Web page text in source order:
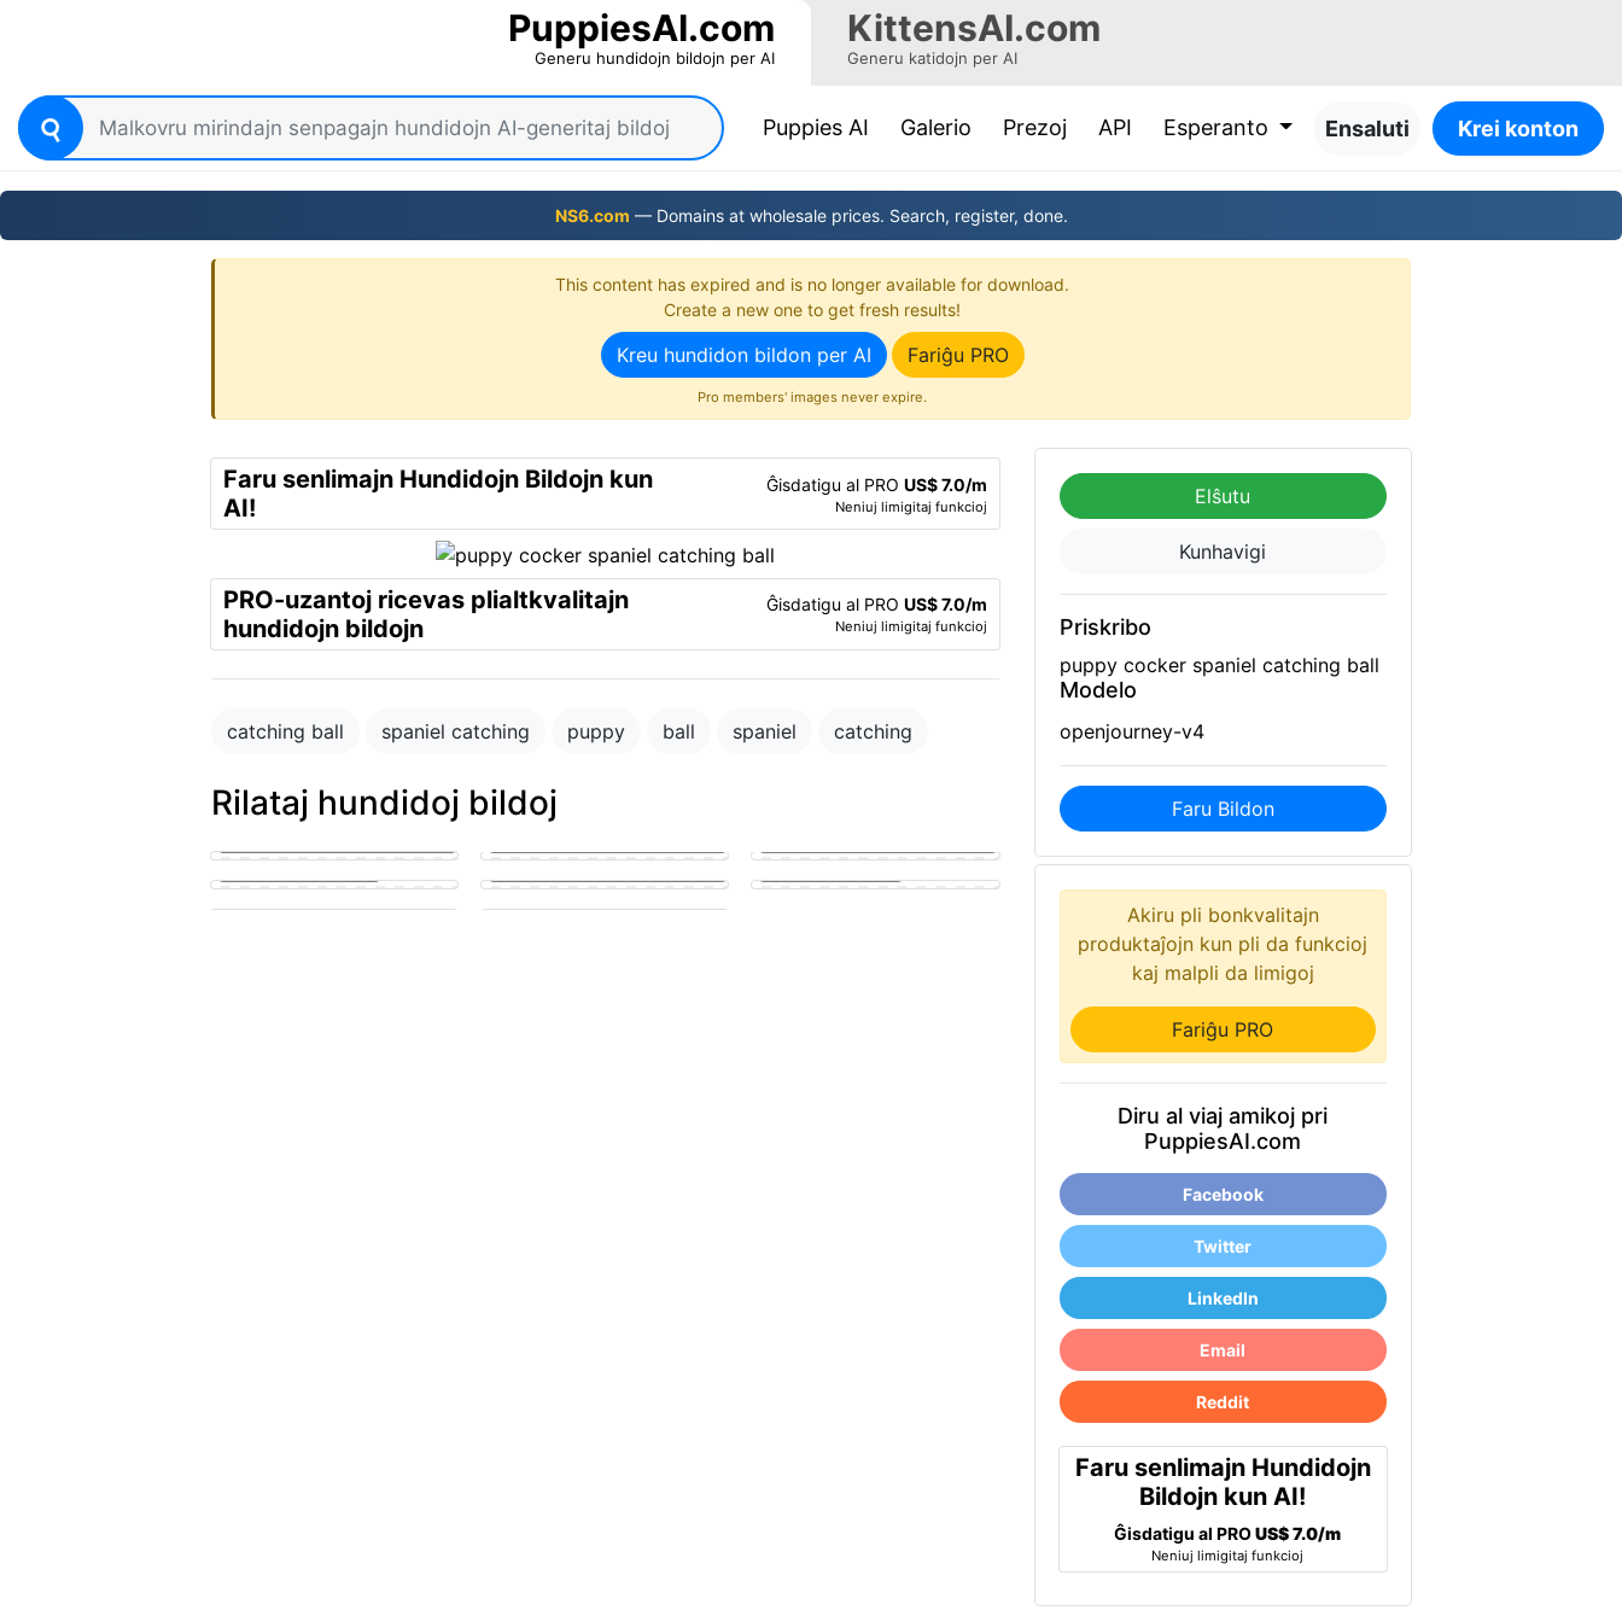
PuppiesAI.com
Generu hundidojn bildojn per AI
KittensAI.com
Generu katidojn per AI
Puppies AI(current)
Galerio Prezoj API Esperanto Ensaluti Krei konton
NS6.com — Domains at wholesale prices. Search, register, done.
This content has expired and is no longer available for download.
Create a new one to get fresh results!
Kreu hundidon bildon per AI Fariĝu PRO
Pro members' images never expire.
Faru senlimajn Hundidojn Bildojn kun
AI!
Ĝisdatigu al PRO US$ 7.0/m
Neniuj limigitaj funkcioj
PRO-uzantoj ricevas plialtkvalitajn
hundidojn bildojn
Ĝisdatigu al PRO US$ 7.0/m
Neniuj limigitaj funkcioj
catching ball spaniel catching puppy ball spaniel catching
Rilataj hundidoj bildoj
puppy in the park playing with
cute puppy getting his knot
Small golden puppy eagerly
Elŝutu
Kunhavigi
Priskribo
puppy cocker spaniel catching ball
Modelo
openjourney-v4
Faru Bildon
Akiru pli bonkvalitajn
produktaĵojn kun pli da funkcioj
kaj malpli da limigoj
Fariĝu PRO
Diru al viaj amikoj pri
PuppiesAI.com
Facebook
Twitter
LinkedIn
Email
Reddit
Faru senlimajn Hundidojn
Bildojn kun AI!
Ĝisdatigu al PROUS$ 7.0/m
Neniuj limigitaj funkcioj